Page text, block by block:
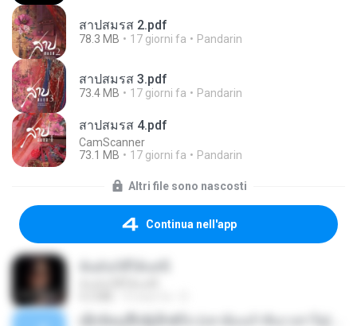
สาปสมรส 2.pdf
78.3 MB 17 giorni fa Pandarin
สาปสมรส 3.pdf
73.4 MB 17 giorni fa Pandarin
สาปสมรส 4.pdf
CamScanner
73.1 MB
17 giorni fa Pandarin
Altri file sono nascosti
Continua nell'app